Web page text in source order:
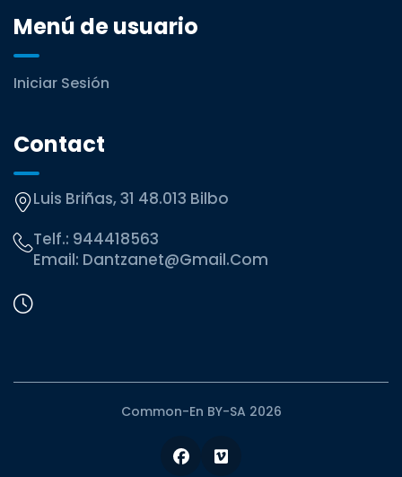
Menú de usuario
Iniciar Sesión
Contact
Luis Briñas, 31 48.013 Bilbo
Telf.: 944418563
Email: Dantzanet@gmail.com
Common-En BY-SA 2026
Facebook
Vimeo